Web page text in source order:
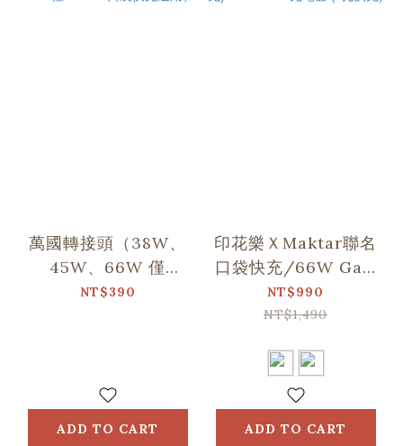
萬國轉接頭（38W、
45W、66W 僅
Maktar口袋快充適
NT$390
ADD TO CART
印花樂ＸMaktar聯名
口袋快充/66W GaN
充電器 (3孔快充)
NT$990
NT$1,490
ADD TO CART